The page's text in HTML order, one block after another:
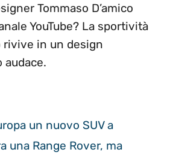
Tommaso D’amico
YouTube? La sportività
rivive in un design
audace.
un nuovo SUV a
una Range Rover, ma